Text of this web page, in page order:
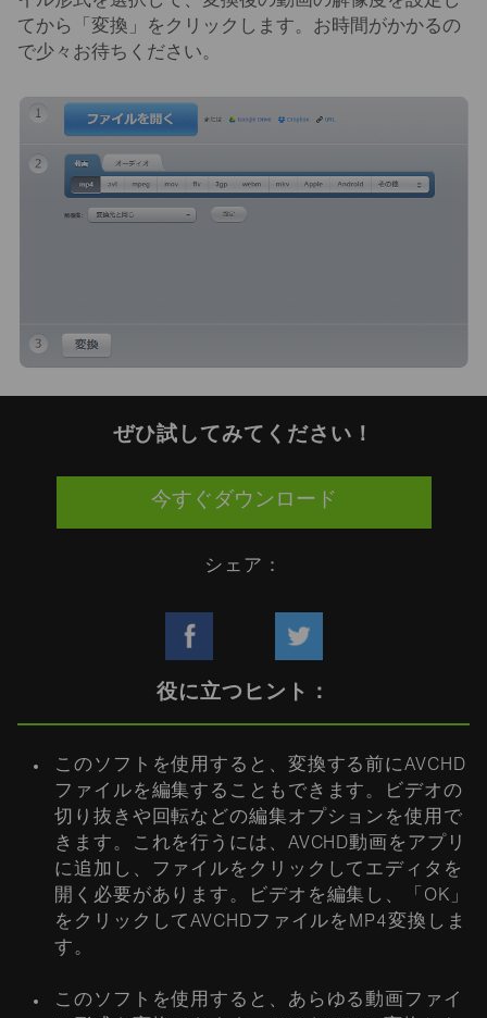
てから「変換」をクリックします。お時間がかかるの
で少々お待ちください。
ぜひ試してみてください！
今すぐダウンロード
シェア：
役に立つヒント：
このソフトを使用すると、変換する前にAVCHD
ファイルを編集することもできます。ビデオの
切り抜きや回転などの編集オプションを使用で
きます。これを行うには、AVCHD動画をアプリ
に追加し、ファイルをクリックしてエディタを
開く必要があります。ビデオを編集し、「OK」
をクリックしてAVCHDファイルをMP4変換しま
す。
このソフトを使用すると、あらゆる動画ファイ